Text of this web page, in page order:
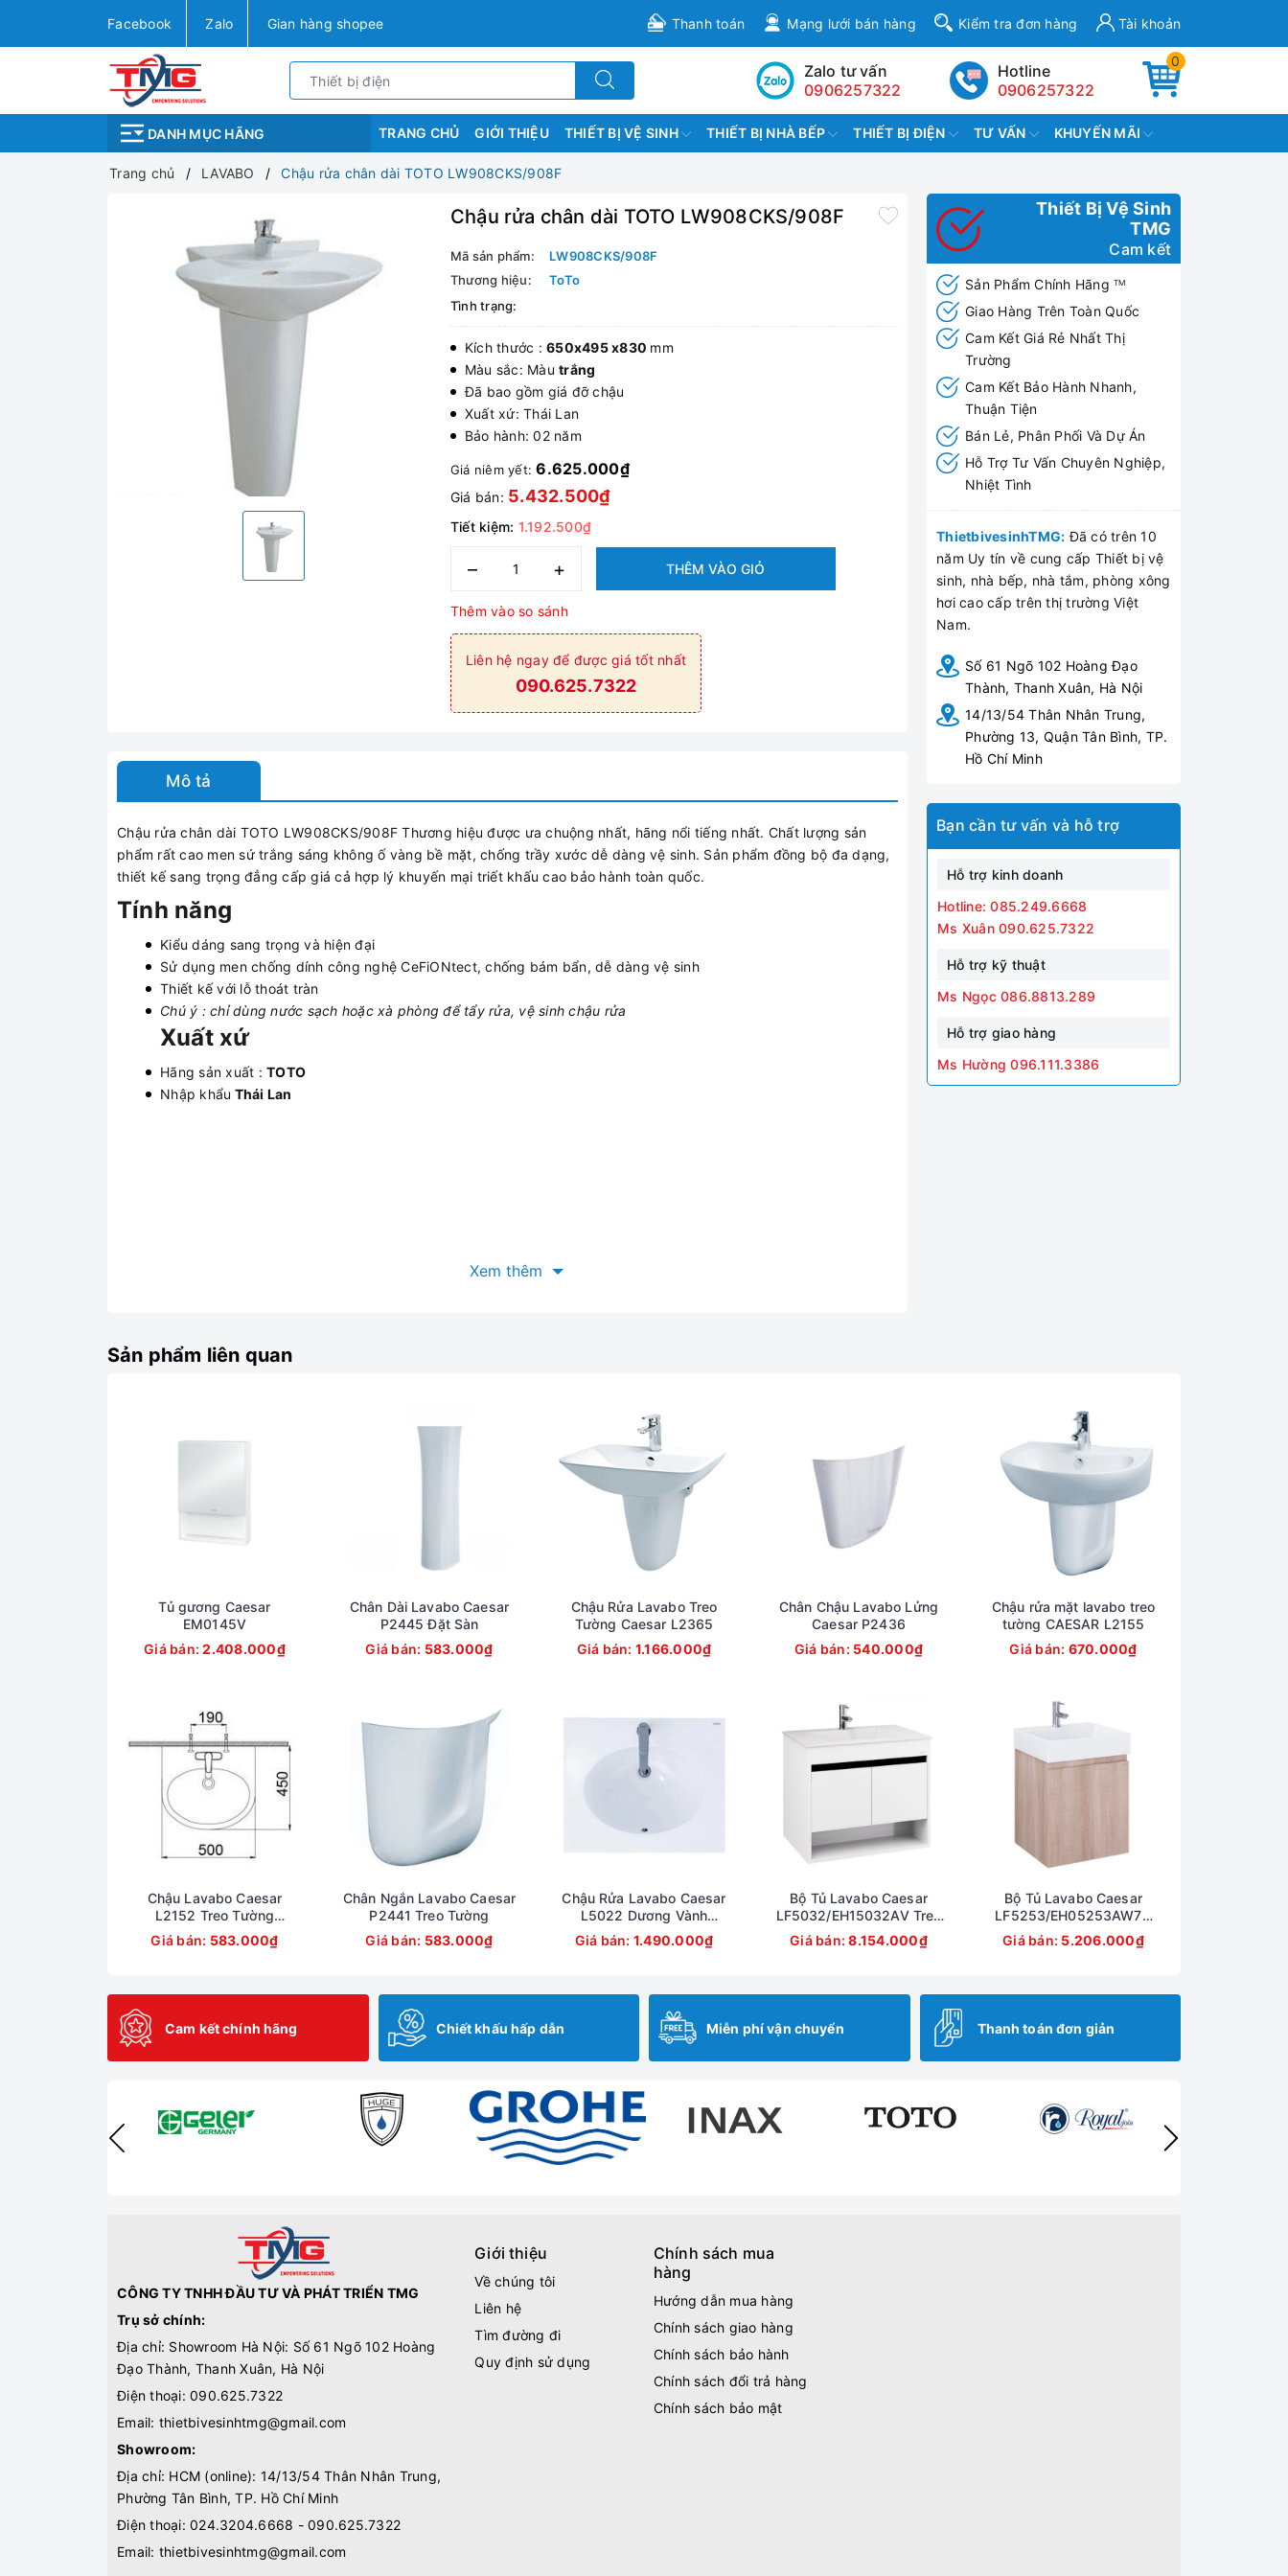
Facebook Zalo Gian hàng shopee Thanh toán Mạng lưới bán hàng Kiểm tra đơn hàng Tài khoản
0
Hotline
0906257322
Zalo tư vấn
0906257322
DANH MỤC HÃNG TRANG CHỦ GIỚI THIỆU THIẾT BỊ VỆ SINH THIẾT BỊ NHÀ BẾP THIẾT BỊ ĐIỆN TƯ VẤN KHUYẾN MÃI
Trang chủ LAVABO Chậu rửa chân dài TOTO LW908CKS/908F
Chậu rửa chân dài TOTO LW908CKS/908F
Mã sản phẩm:
LW908CKS/908F
Thương hiệu:
ToTo
Tình trạng:
Kích thước :650x495 x830 mm
Màu sắc: Màutrắng
Đã bao gồm giá đỡ chậu
Xuất xứ: Thái Lan
Bảo hành: 02 năm
Giá niêm yết:6.625.000₫
Giá bán: 5.432.500₫
Tiết kiệm: 1.192.500₫
– + THÊM VÀO GIỎ
Thêm vào so sánh
Liên hệ ngay để được giá tốt nhất
090.625.7322
Mô tả
Chậu rửa chân dài TOTO LW908CKS/908F Thương hiệu được ưa chuộng nhất, hãng nổi tiếng nhất. Chất lượng sản
phẩm rất cao men sứ trắng sáng không ố vàng bề mặt, chống trầy xước dễ dàng vệ sinh. Sản phẩm đồng bộ đa dạng,
thiết kế sang trọng đẳng cấp giá cả hợp lý khuyến mại triết khấu cao bảo hành toàn quốc.
Tính năng
Kiểu dáng sang trọng và hiện đại
Sử dụng men chống dính công nghệ CeFiONtect, chống bám bẩn, dễ dàng vệ sinh
Thiết kế với lỗ thoát tràn
Chú ý : chỉ dùng nước sạch hoặc xà phòng để tẩy rửa, vệ sinh chậu rửa
Xuất xứ
Hãng sản xuất : TOTO
Nhập khẩu Thái Lan
Xem thêm
Thiết Bị Vệ Sinh
TMG
Cam kết
Sản Phẩm Chính Hãng TM
Giao Hàng Trên Toàn Quốc
Cam Kết Giá Rẻ Nhất Thị
Trường
Cam Kết Bảo Hành Nhanh,
Thuận Tiện
Bán Lẻ, Phân Phối Và Dự Án
Hỗ Trợ Tư Vấn Chuyên Nghiệp,
Nhiệt Tình
ThietbivesinhTMG: Đã có trên 10
năm Uy tín về cung cấp Thiết bị vệ
sinh, nhà bếp, nhà tắm, phòng xông
hơi cao cấp trên thị trường Việt
Nam.
Số 61 Ngõ 102 Hoàng Đạo
Thành, Thanh Xuân, Hà Nội
14/13/54 Thân Nhân Trung,
Phường 13, Quận Tân Bình, TP.
Hồ Chí Minh
Bạn cần tư vấn và hỗ trợ
Hỗ trợ kinh doanh
Hotline: 085.249.6668
Ms Xuân 090.625.7322
Hỗ trợ kỹ thuật
Ms Ngọc 086.8813.289
Hỗ trợ giao hàng
Ms Hường 096.111.3386
Sản phẩm liên quan
Tủ gương Caesar
EM0145V
Giá bán:2.408.000₫
Chân Dài Lavabo Caesar
P2445 Đặt Sàn
Giá bán: 583.000₫
Chậu Rửa Lavabo Treo
Tường Caesar L2365
Giá bán: 1.166.000₫
Chân Chậu Lavabo Lửng
Caesar P2436
Giá bán: 540.000₫
Chậu rửa mặt lavabo treo
tường CAESAR L2155
Giá bán: 670.000₫
Chậu Lavabo Caesar
L2152 Treo Tường
500x450 mm
Giá bán: 583.000₫
Chân Ngắn Lavabo Caesar
P2441 Treo Tường
Giá bán: 583.000₫
Chậu Rửa Lavabo Caesar
L5022 Dương Vành
500x420 mm
Giá bán: 1.490.000₫
Bộ Tủ Lavabo Caesar
LF5032/EH15032AV Treo
Tường 750x500mm
Giá bán:8.154.000₫
Bộ Tủ Lavabo Caesar
LF5253/EH05253AW7V
Treo Tường 500x450mm
Giá bán: 5.206.000₫
Cam kết chính hãng Chiết khấu hấp dẫn Miễn phí vận chuyển Thanh toán đơn giản
CÔNG TY TNHH ĐẦU TƯ VÀ PHÁT TRIỂN TMG
Trụ sở chính:
Địa chỉ: Showroom Hà Nội: Số 61 Ngõ 102 Hoàng
Đạo Thành, Thanh Xuân, Hà Nội
Điện thoại: 090.625.7322
Email: thietbivesinhtmg@gmail.com
Showroom:
Địa chỉ: HCM (online): 14/13/54 Thân Nhân Trung,
Phường Tân Bình, TP. Hồ Chí Minh
Điện thoại: 024.3204.6668 - 090.625.7322
Email: thietbivesinhtmg@gmail.com
Giới thiệu
Về chúng tôi
Liên hệ
Tìm đường đi
Quy định sử dụng
Chính sách mua
hàng
Hướng dẫn mua hàng
Chính sách giao hàng
Chính sách bảo hành
Chính sách đổi trả hàng
Chính sách bảo mật